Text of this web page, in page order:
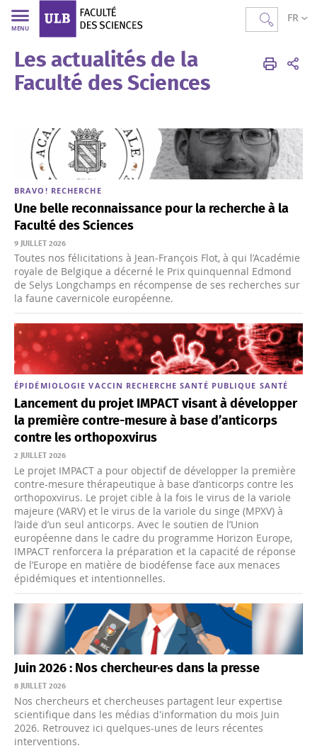
FR
MENU
Faculté des Sciences Accueil La Recherche
Les actualités de la
Faculté des Sciences
BRAVO! RECHERCHE
Une belle reconnaissance pour la recherche à la
Faculté des Sciences
9 JUILLET 2026
Toutes nos félicitations à Jean‑François Flot, à qui l’Académie
royale de Belgique a décerné le Prix quinquennal Edmond
de Selys Longchamps en récompense de ses recherches sur
la faune cavernicole européenne.
ÉPIDÉMIOLOGIE VACCIN RECHERCHE SANTÉ PUBLIQUE SANTÉ
Lancement du projet IMPACT visant à développer
la première contre-mesure à base d’anticorps
contre les orthopoxvirus
2 JUILLET 2026
Le projet IMPACT a pour objectif de développer la première
contre-mesure thérapeutique à base d’anticorps contre les
orthopoxvirus. Le projet cible à la fois le virus de la variole
majeure (VARV) et le virus de la variole du singe (MPXV) à
l’aide d’un seul anticorps. Avec le soutien de l’Union
européenne dans le cadre du programme Horizon Europe,
IMPACT renforcera la préparation et la capacité de réponse
de l’Europe en matière de biodéfense face aux menaces
épidémiques et intentionnelles.
Juin 2026 : Nos chercheur·es dans la presse
8 JUILLET 2026
Nos chercheurs et chercheuses partagent leur expertise
scientifique dans les médias d'information du mois Juin
2026. Retrouvez ici quelques-unes de leurs récentes
interventions.